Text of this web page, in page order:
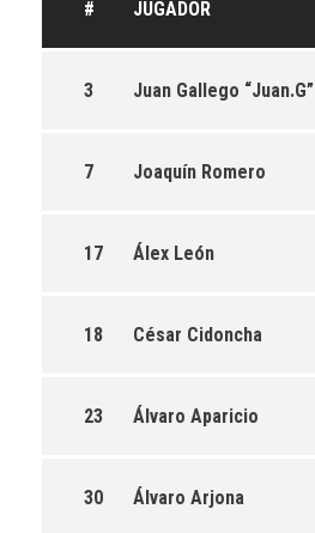
# JUGADOR
3 Juan Gallego “Juan.G”
7 Joaquín Romero
17 Álex León
18 César Cidoncha
23 Álvaro Aparicio
30 Álvaro Arjona